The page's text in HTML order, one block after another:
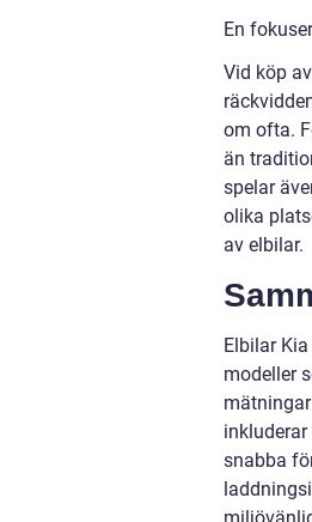
En
Vid köp
om ofta.
än
spelar
olika
av elbilar.
Elbilar
modeller
snabba